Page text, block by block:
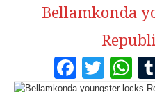
Bellamkonda